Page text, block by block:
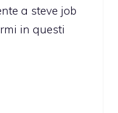
a steve job
in questi